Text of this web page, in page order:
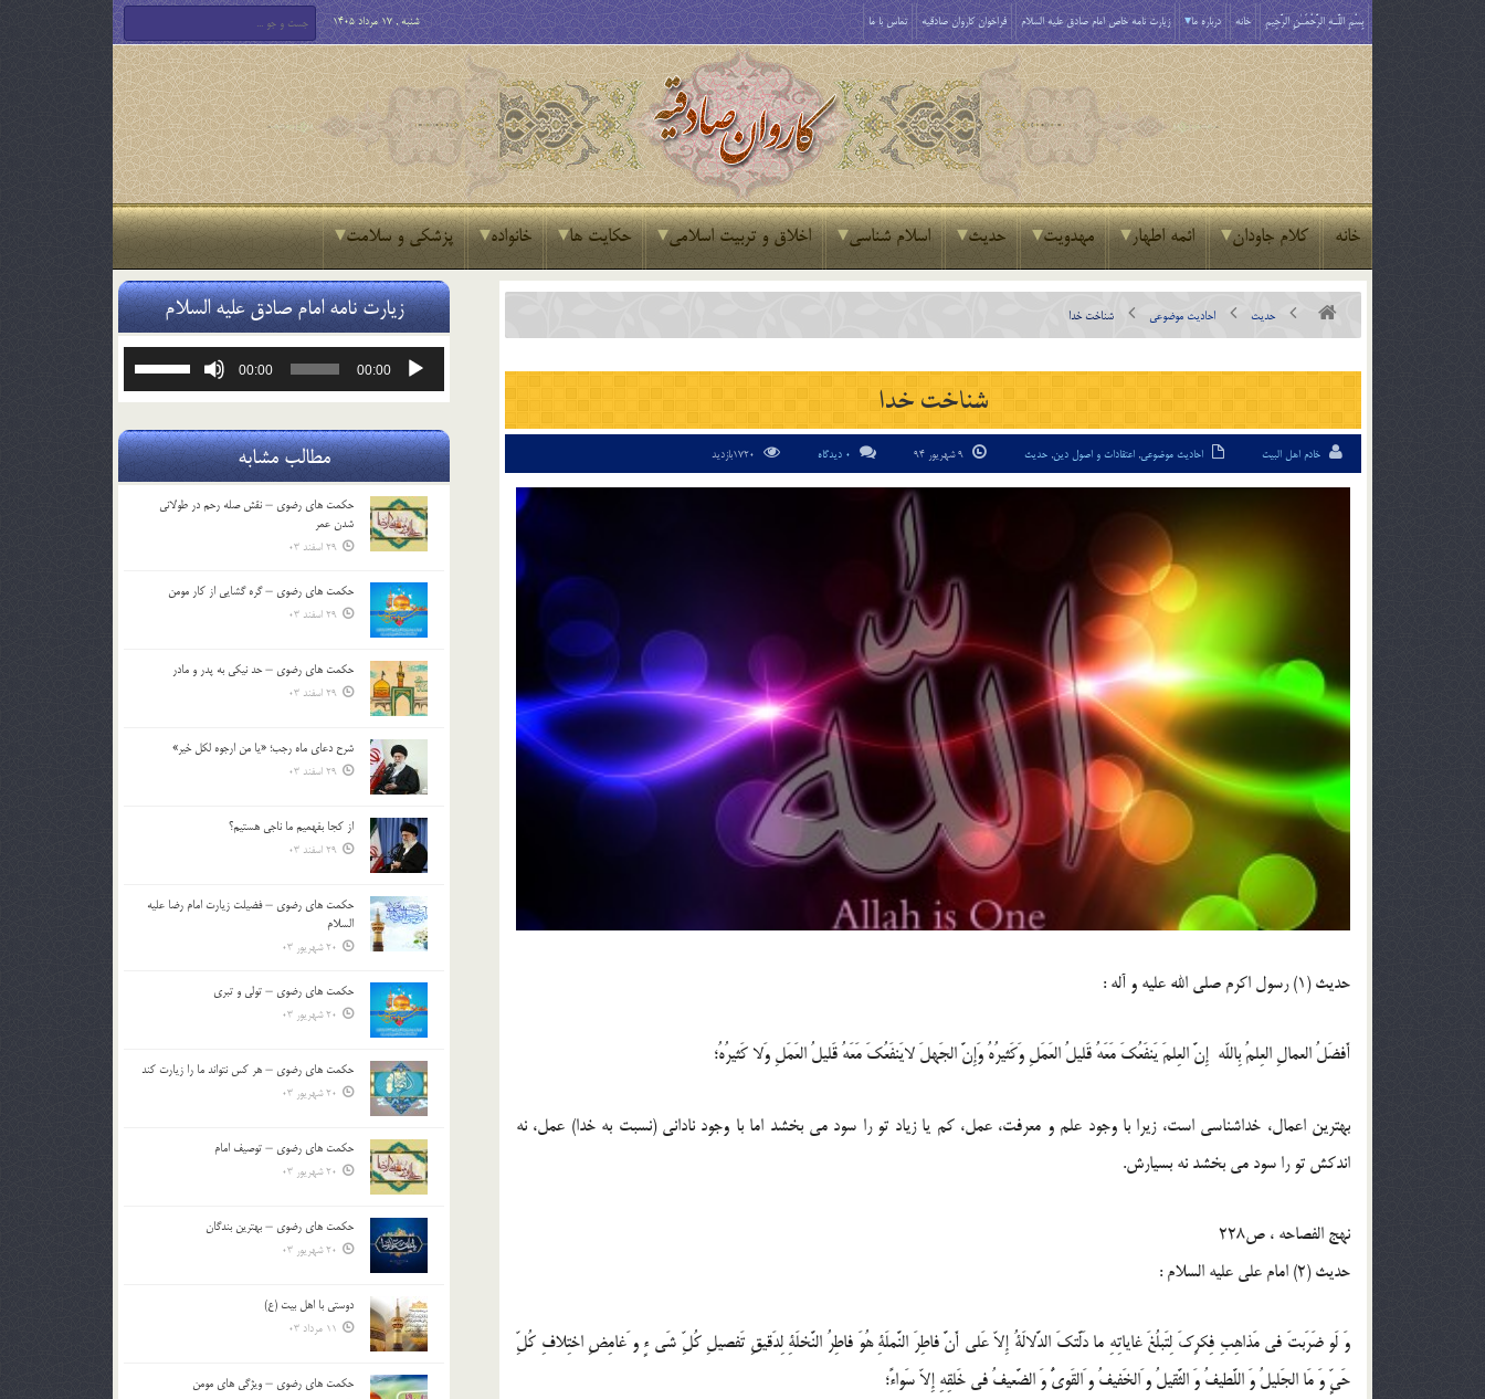
بِسْمِ اللَّـهِ الرَّحْمَـٰنِ الرَّحِيمِ خانه درباره ما زیارت نامه خاص امام صادق علیه السلام فراخوان کاروان صادقیه تماس با ما شنبه , 17 مرداد 1405
خانه کلام جاودان ائمه اطهار مهدویت حدیث اسلام شناسی اخلاق و تربیت اسلامی حکایت ها خانواده پزشکی و سلامت
حدیث احادیث موضوعی شناخت خدا
شناخت خدا
خادم اهل البیت احادیث موضوعی, اعتقادات و اصول دین, حدیث 0 دیدگاه
حدیث (1) رسول اكرم صلى الله عليه و آله :
أَفضَلُ العمالِ العِلمُ بِاللّه إِنَّ العِلمَ يَنفَعُكَ مَعَهُ قَليلُ العَمَلِ وَكَثيرُهُ وَإِنَّ الجَهلَ لايَنفَعُكَ مَعَهُ قَليلُ العَمَلِ وَلا كَثيرُهُ؛
بهترين اعمال، خداشناسى است، زيرا با وجود علم و معرفت، عمل، كم يا زياد تو را سود مى بخشد اما با وجود نادانى (نسبت به خدا) عمل، نه
اندكش تو را سود مى بخشد نه بسيارش.
نهج الفصاحه ، ص228
حدیث (2) امام على عليه السلام :
وَ لَو ضَرَبتَ فى مَذاهِبِ فِكرِكَ لِتَبلُغَ غاياتِهِ ما دَلَّتكَ الدَّلالَةُ إِلاّ عَلى أَنَّ فاطِرَ النَّملَةِ هُوَ فاطِرُ النَّخلَةِ لِدَقيقِ تَفصيلِ كُلِّ شَى ءٍ و َغامِضِ اختِلافِ كُلِّ
حَىٍّ وَ مَا الجَليلُ وَ اللَّطيفُ وَ الثَّقيلُ و َالخَفيفُ و َالقَوىُّ وَ الضَّعيفُ فى خَلقِهِ إِلاّ سَواءً؛
زیارت نامه امام صادق علیه السلام
پخش‌کننده
00:00
00:00
یا
صدا
کلیدهای
مطالب مشابه
حکمت های رضوی – نقش صله رحم در طولانی
شدن عمر
29 اسفند 03
حکمت های رضوی – گره گشایی از کار مومن
29 اسفند 03
حکمت های رضوی – حد نیکی به پدر و مادر
29 اسفند 03
شرح دعای ماه رجب؛ «یا من ارجوه لکل خیر»
29 اسفند 03
از كجا بفهميم ما ناجی هستیم؟
29 اسفند 03
حکمت های رضوی – فضیلت زیارت امام رضا علیه
السلام
20 شهریور 03
حکمت های رضوی – تولی و تبری
20 شهریور 03
حکمت های رضوی – هر کس نتواند ما را زیارت کند
20 شهریور 03
حکمت های رضوی – توصیف امام
20 شهریور 03
حکمت های رضوی – بهترین بندگان
20 شهریور 03
دوستی با اهل بیت (ع)
11 مرداد 03
حکمت های رضوی – ویژگی های مومن